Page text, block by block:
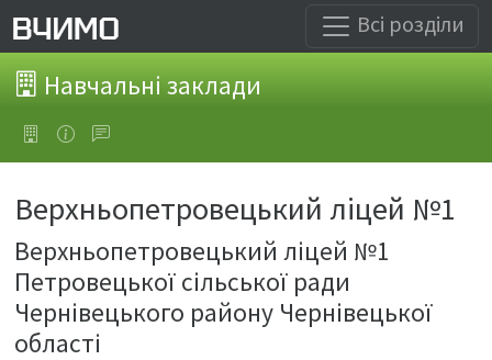
Всі розділи
Навчальні заклади
Верхньопетровецький ліцей №1
Верхньопетровецький ліцей №1
Петровецької сільської ради
Чернівецького району Чернівецької
області